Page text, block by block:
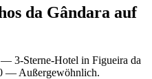
da Gândara auf
— 3-Sterne-Hotel in Figueira da
— Außergewöhnlich.